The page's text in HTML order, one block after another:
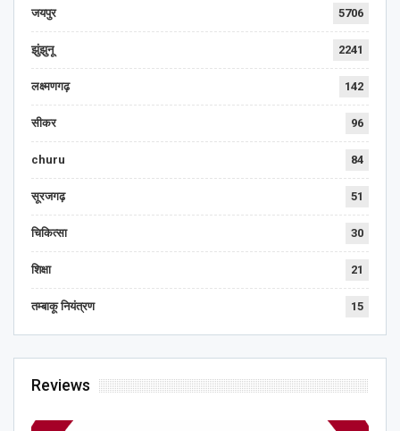
जयपुर 5706
झुंझुनू 2241
लक्ष्मणगढ़ 142
सीकर 96
churu 84
सूरजगढ़ 51
चिकित्सा 30
शिक्षा 21
तम्बाकू नियंत्रण 15
Reviews